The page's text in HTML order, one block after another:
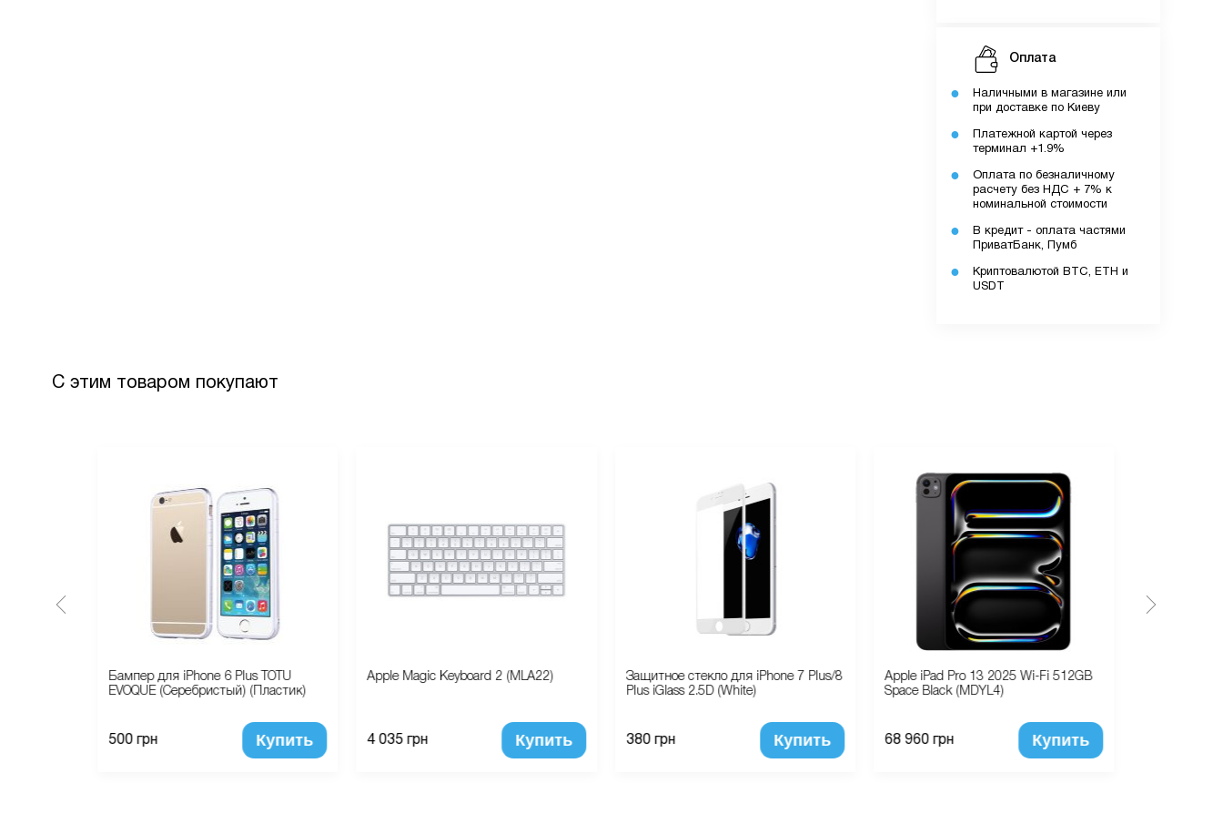
Оплата
Наличными в магазине или
при доставке по Киеву
Платежной картой через
терминал +1.9%
Оплата по безналичному
расчету без НДС + 7% к
номинальной стоимости
В кредит - оплата частями
ПриватБанк, Пумб
Криптовалютой BTC, ETH и
USDT
С этим товаром покупают
Бампер для iPhone 6 Plus TOTU
EVOQUE (Серебристый) (Пластик)
500 грн Купить
Apple Magic Keyboard 2 (MLA22)
4 035 грн Купить
Защитное стекло для iPhone 7 Plus/8
Plus iGlass 2.5D (White)
380 грн Купить
Apple iPad Pro 13 2025 Wi-Fi 512GB
Space Black (MDYL4)
68 960 грн Купить